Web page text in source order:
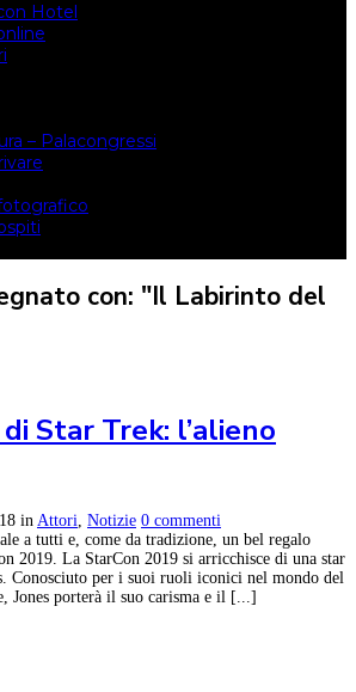
Hotel
– Palacongressi
con: "Il Labirinto del
di Star Trek: l’alieno
in Attori Notizie 0 commenti
a tutti e, come da tradizione, un bel regalo
2019. La StarCon 2019 si arricchisce di una star
Conosciuto per i suoi ruoli iconici nel mondo del
Jones porterà il suo carisma e il [...]